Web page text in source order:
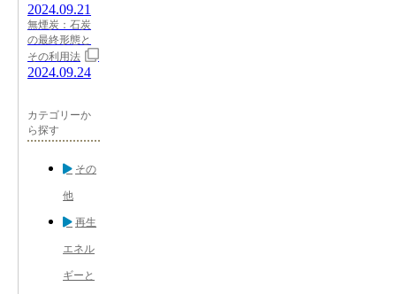
2024.09.21
無煙炭：石炭
の最終形態と
その利用法
2024.09.24
カテゴリーか
ら探す
その
他
再生
エネル
ギーと